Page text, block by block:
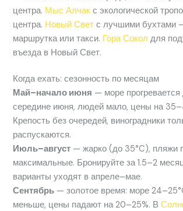
центра. Мыс Алчак с экологической
центра. Новый Свет с лучшими бухтами
маршрутка или такси. Гора Сокол для
въезда в Новый Свет.
Когда ехать: сезонность по месяцам
Май–начало июня — море прогревается
середине июня, людей мало, цены на
Крепость без очередей, виноградники
распускаются.
Июль–август — жарко (до 35°C), пляжи
максимальные. Бронируйте за 1.5–2
варианты уходят в апреле–мае.
Сентябрь — золотое время: море
меньше, цены падают на 20–25%. В